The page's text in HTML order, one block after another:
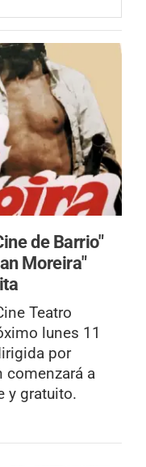
de Barrio"
Moreira"
Teatro
lunes 11
por
comenzará a
y gratuito.